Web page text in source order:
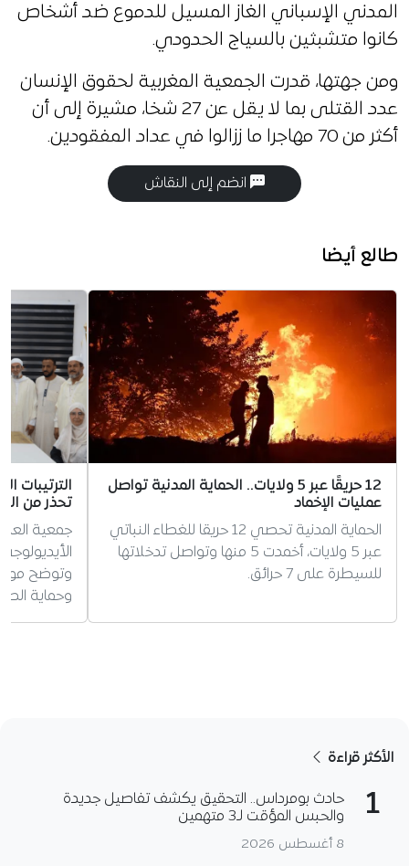
المدني الإسباني الغاز المسيل للدموع ضد أشخاص
كانوا متشبثين بالسياج الحدودي.
ومن جهتها، قدرت الجمعية المغربية لحقوق الإنسان
عدد القتلى بما لا يقل عن 27 شخا، مشيرة إلى أن
أكثر من 70 مهاجرا ما ززالوا في عداد المفقودين.
انضم إلى النقاش
طالع أيضا
12 حريقًا عبر 5 ولايات.. الحماية المدنية تواصل
عمليات الإخماد
الحماية المدنية تحصي 12 حريقا للغطاء النباتي
عبر 5 ولايات، أخمدت 5 منها وتواصل تدخلاتها
للسيطرة على 7 حرائق.
الترتيبات
تحذر من
جمعية
وتوضح
وحماية
الأكثر قراءة
1
حادث بومرداس.. التحقيق يكشف تفاصيل جديدة
والحبس المؤقت لـ3 متهمين
8 أغسطس 2026